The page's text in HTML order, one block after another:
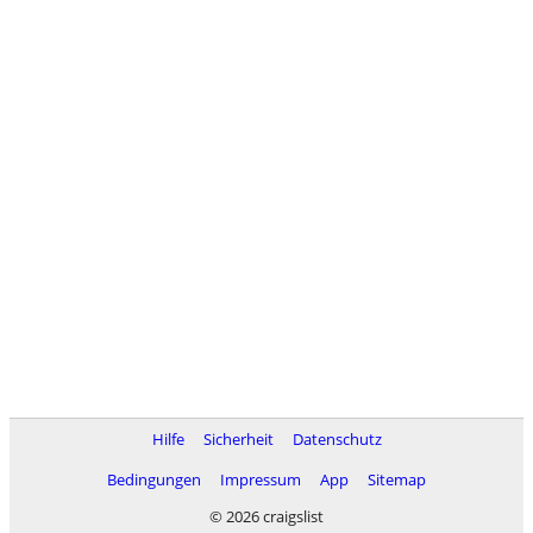
Hilfe Sicherheit
Datenschutz
Bedingungen
Impressum App
Sitemap
© 2026 craigslist